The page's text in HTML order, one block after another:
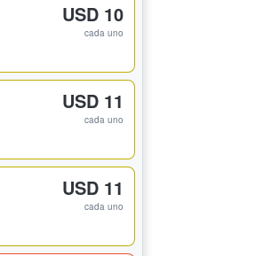
USD 10
cada uno
USD 11
cada uno
USD 11
cada uno